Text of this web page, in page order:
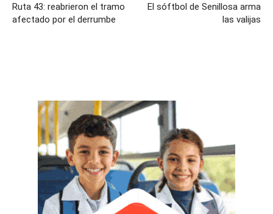
Ruta 43: reabrieron el tramo
afectado por el derrumbe
El sóftbol de Senillosa arma
las valijas